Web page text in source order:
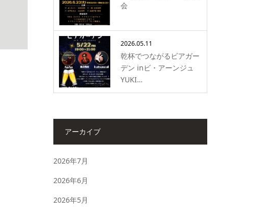
会
2026.05.11
乾杯でつながるビアガー
デン inビ・アーンジュ
YUKI…
アーカイブ
2026年7月
2026年6月
2026年5月